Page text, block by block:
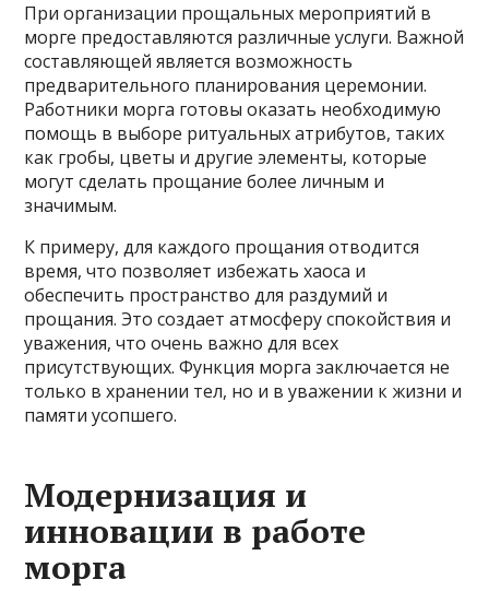
При организации прощальных мероприятий в
морге предоставляются различные услуги. Важной
составляющей является возможность
предварительного планирования церемонии.
Работники морга готовы оказать необходимую
помощь в выборе ритуальных атрибутов, таких
как гробы, цветы и другие элементы, которые
могут сделать прощание более личным и
значимым.
К примеру, для каждого прощания отводится
время, что позволяет избежать хаоса и
обеспечить пространство для раздумий и
прощания. Это создает атмосферу спокойствия и
уважения, что очень важно для всех
присутствующих. Функция морга заключается не
только в хранении тел, но и в уважении к жизни и
памяти усопшего.
Модернизация и
инновации в работе
морга